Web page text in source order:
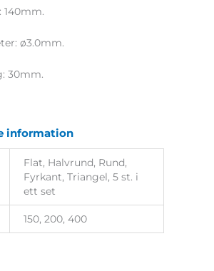
140mm.
ø3.0mm.
30mm.
information
Flat, Halvrund, Rund,
Fyrkant, Triangel, 5 st. i
ett set
150, 200, 400